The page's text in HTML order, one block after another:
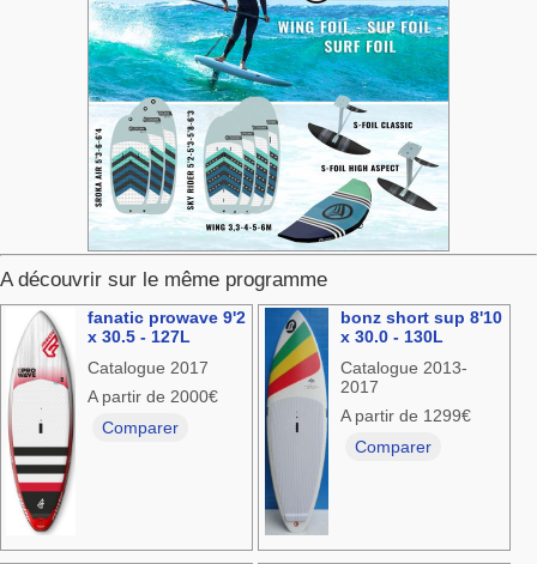
A découvrir sur le même programme
fanatic prowave 9'2
x 30.5 - 127L
Catalogue 2017
A partir de 2000€
Comparer
bonz short sup 8'10
x 30.0 - 130L
Catalogue 2013-
2017
A partir de 1299€
Comparer